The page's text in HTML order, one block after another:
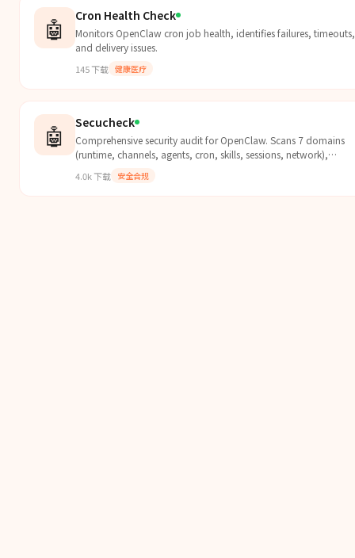
🤖 Cron Health Check
Monitors OpenClaw cron job health, identifies failures, timeouts,
and delivery issues.
145下载 健康医疗
🤖 Secucheck
Comprehensive security audit for OpenClaw. Scans 7 domains
(runtime, channels, agents, cron, skills, sessions, network),
dashboard. Read-only with localized reports.
4.0k下载 安全合规